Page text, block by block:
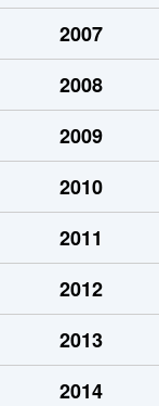
1,800万円
150万円
770万円
6,400万円
120万円
120万円
670万円
2007
2008
2009
2010
2011
2012
2013
2014